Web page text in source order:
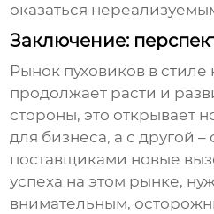
оказаться
Заключение:
Рынок пуховиков в стиле
продолжает расти и
стороны, это открывает
для бизнеса, а с другой –
поставщиками новые
успеха на этом рынке,
внимательным,